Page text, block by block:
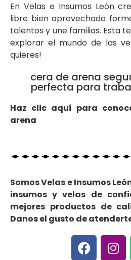
En Velas e Insumos León
libre bien aprovechado
talentos y une familias. Esta
explorar el mundo de las
quieres!
cera de arena
perfecta para
Haz clic aquí para
arena
Somos Velas e Insumos
insumos y velas de
mejores productos de
Danos el gusto de